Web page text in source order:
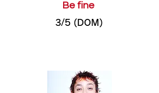
Be fine
3/5 (DOM)